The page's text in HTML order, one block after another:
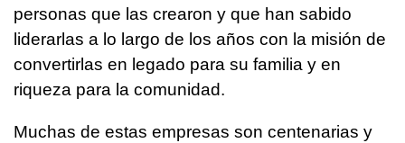
personas que las crearon y que han sabido
liderarlas a lo largo de los años con la misión de
convertirlas en legado para su familia y en
riqueza para la comunidad.
Muchas de estas empresas son centenarias y